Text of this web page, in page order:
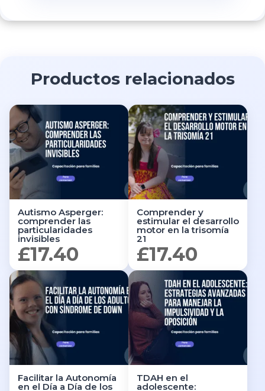
Productos relacionados
Autismo Asperger:
comprender las
particularidades
invisibles
£17.40
Comprender y
estimular el desarrollo
motor en la trisomía
21
£17.40
Facilitar la Autonomía
en el Día a Día de los
TDAH en el
adolescente: